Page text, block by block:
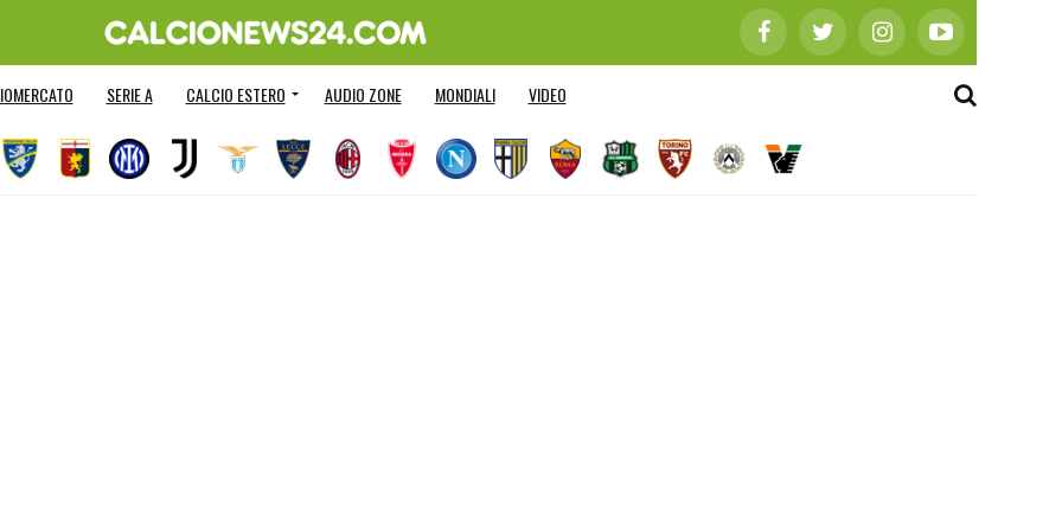
SERIE A CALCIO ESTERO AUDIO ZONE MONDIALI VIDEO